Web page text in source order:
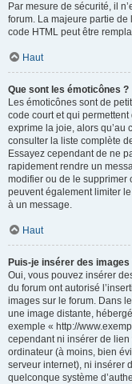
Par mesure de sécurité, il
forum. La majeure partie
code HTML peut être
Haut
Que sont les émoticônes ?
Les émoticônes sont de
code court et qui permettent
exprime la joie, alors qu’au
consulter la liste complète
Essayez cependant de ne
rapidement rendre un
modifier ou de le supprimer
peuvent également limiter
à un message.
Haut
Puis-je insérer des images
Oui, vous pouvez insérer
du forum ont autorisé
images sur le forum. Dans
une image distante,
exemple « http://
cependant ni insérer de
ordinateur (à moins, bien
serveur internet), ni insérer
quelconque système